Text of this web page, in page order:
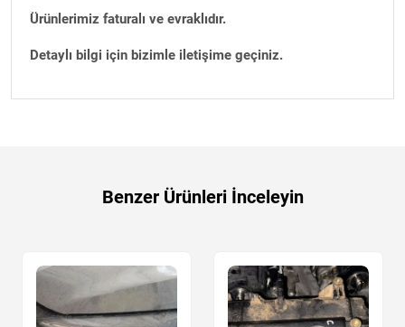
Ürünlerimiz faturalı ve evraklıdır.
Detaylı bilgi için bizimle iletişime geçiniz.
Benzer Ürünleri İnceleyin